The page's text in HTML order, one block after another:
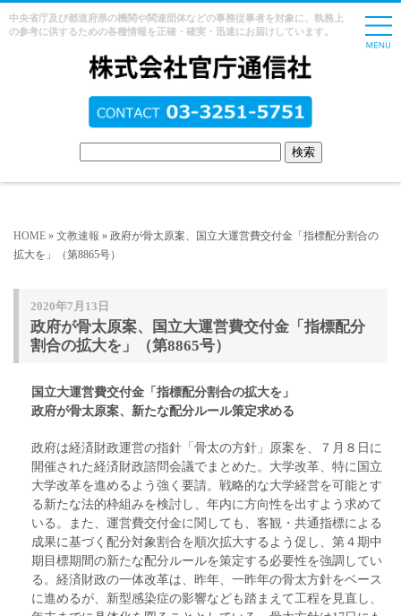
中央省庁及び都道府県の機関や関連団体などの事務従事者を対象に、執務上
の参考に供するための各種情報を正確・確実・迅速にお届けしています。
HOME » 文教速報 » 政府が骨太原案、国立大運営費交付金「指標配分割合の
拡大を」（第8865号）
2020年7月13日
政府が骨太原案、国立大運営費交付金「指標配分
割合の拡大を」（第8865号）
国立大運営費交付金「指標配分割合の拡大を」
政府が骨太原案、新たな配分ルール策定求める
政府は経済財政運営の指針「骨太の方針」原案を、７月８日に
開催された経済財政諮問会議でまとめた。大学改革、特に国立
大学改革を進めるよう強く要請。戦略的な大学経営を可能とす
る新たな法的枠組みを検討し、年内に方向性を出すよう求めて
いる。また、運営費交付金に関しても、客観・共通指標による
成果に基づく配分対象割合を順次拡大するよう促し、第４期中
期目標期間の新たな配分ルールを策定する必要性を強調してい
る。経済財政の一体改革は、昨年、一昨年の骨太方針をベース
に進めるが、新型感染症の影響なども踏まえて工程を見直し、